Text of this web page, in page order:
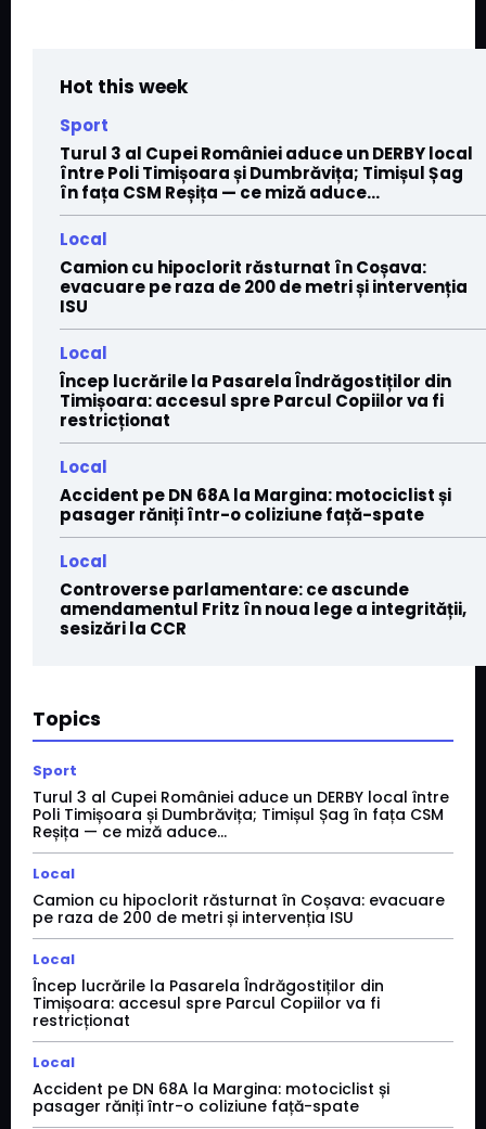
Hot this week
Sport
Turul 3 al Cupei României aduce un DERBY local
între Poli Timișoara și Dumbrăvița; Timișul Șag
în fața CSM Reșița — ce miză aduce...
Local
Camion cu hipoclorit răsturnat în Coșava:
evacuare pe raza de 200 de metri și intervenția
ISU
Local
Încep lucrările la Pasarela Îndrăgostiților din
Timișoara: accesul spre Parcul Copiilor va fi
restricționat
Local
Accident pe DN 68A la Margina: motociclist și
pasager răniți într-o coliziune față-spate
Local
Controverse parlamentare: ce ascunde
amendamentul Fritz în noua lege a integrității,
sesizări la CCR
Topics
Sport
Turul 3 al Cupei României aduce un DERBY local între
Poli Timișoara și Dumbrăvița; Timișul Șag în fața CSM
Reșița — ce miză aduce...
Local
Camion cu hipoclorit răsturnat în Coșava: evacuare
pe raza de 200 de metri și intervenția ISU
Local
Încep lucrările la Pasarela Îndrăgostiților din
Timișoara: accesul spre Parcul Copiilor va fi
restricționat
Local
Accident pe DN 68A la Margina: motociclist și
pasager răniți într-o coliziune față-spate